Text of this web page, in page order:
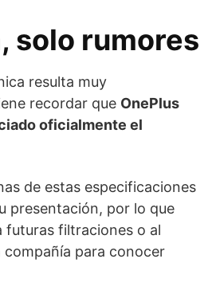
solo rumores
resulta muy
recordar que OnePlus
oficialmente el
de estas especificaciones
presentación, por lo que
futuras filtraciones o al
compañía para conocer